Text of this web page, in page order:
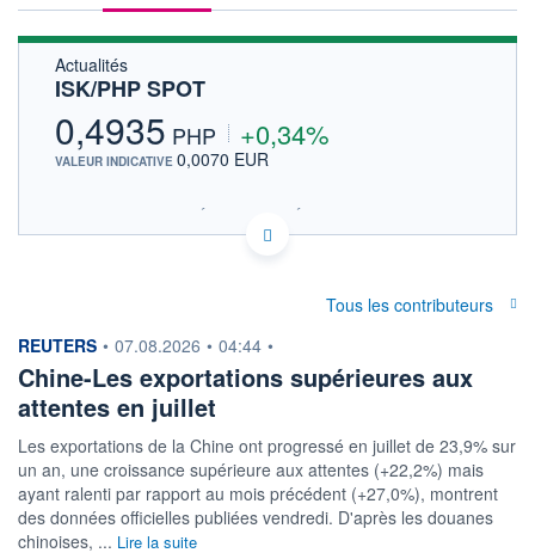
Actualités
ISK/PHP SPOT
0,4935 PHP +0,34%
VALEUR INDICATIVE 0,0070 EUR
SIX - FOREX 2 DONNÉES TEMPS RÉEL
Politique d'exécution
0,492
OUVERTURE
0,4919
CLÔTURE VEILLE
0,4918
+ HAUT
0,4940
+ BAS
Tous les contributeurs
information fournie par
REUTERS • 07.08.2026 • 04:44 •
Chine-Les exportations supérieures aux
attentes en juillet
Les exportations de la Chine ont progressé en juillet de 23,9% sur
un an, une croissance supérieure aux attentes (+22,2%) mais
ayant ralenti par rapport au mois précédent (+27,0%), montrent
des données officielles publiées vendredi. D'après les douanes
chinoises, ... Lire la suite